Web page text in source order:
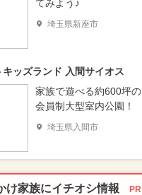
てみよう♪
埼玉県新座市
キッズランド 入間サイオス
家族で遊べる約600坪の
会員制大型室内公園！
埼玉県入間市
け家族にイチオシ情報 PR